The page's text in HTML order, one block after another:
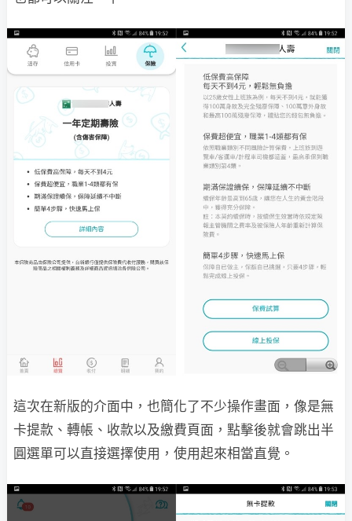
這次在新版的介面中，也簡化了不少操作畫面，像是無
卡提款、轉帳、收款以及繳費頁面，點擊後就會跳出半
圓選單可以直接選擇使用，使用起來相當直覺。